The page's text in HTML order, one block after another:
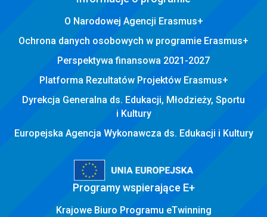
O Narodowej Agencji Erasmus+
Ochrona danych osobowych w programie Erasmus+
Perspektywa finansowa 2021-2027
Platforma Rezultatów Projektów Erasmus+
Dyrekcja Generalna ds. Edukacji, Młodzieży, Sportu
i Kultury
Europejska Agencja Wykonawcza ds. Edukacji i Kultury
Programy wspierające E+
Krajowe Biuro Programu eTwinning